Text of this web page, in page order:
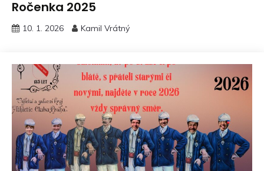
Ročenka 2025
10. 1. 2026 Kamil Vrátný